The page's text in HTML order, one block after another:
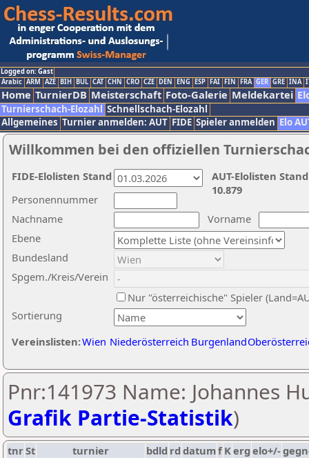
Logged on: Gast
Arabic ARM AZE BIH BUL CAT CHN CRO CZE DEN ENG ESP FAI FIN FRA GER GRE INA
Home TurnierDB Meisterschaft Foto-Galerie Meldekartei
Turnierschach-Elozahl Schnellschach-Elozahl
Allgemeines Turnier anmelden: AUT FIDE Spieler anmelden Elo
Willkommen bei den offiziellen
Nachname
Vorname
Ebene
Sortierung
Personennummer
Bundesland
Spgem./Kreis/Verein
Nur "österreichische" Spieler
Vereinslisten:Wien Niederösterreich Burgenland
AUT-Elolisten
10.879
FIDE-Elolisten Stand
Pnr:141973 Name: Johannes
Grafik Partie-Statistik)
tnrSt turnier bdld rd datumf Kerg elo+/-